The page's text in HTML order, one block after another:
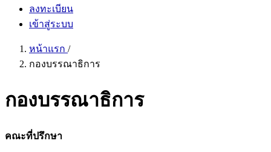
ลงทะเบียน
เข้าสู่ระบบ
หน้าแรก /
กองบรรณาธิการ
กองบรรณาธิการ
คณะที่ปรึกษา